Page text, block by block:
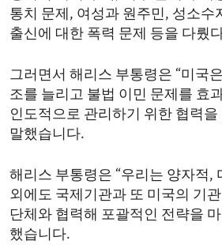
통치 문제, 여성과 원주민, 성소수
출신에 대한 폭력 문제 등을 다뤘
그러면서 해리스 부통령은 “미국
조를 늘리고 불법 이민 문제를 효
인도적으로 관리하기 위한 협력을
말했습니다.
해리스 부통령은 “우리는 양자적,
외에도 국제기관과 또 미국의 기
단체와 협력해 포괄적인 전략을
했습니다.